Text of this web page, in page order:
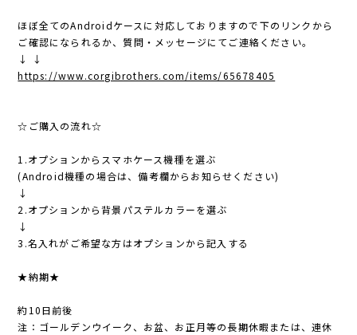
ほぼ全てのAndroidケースに対応しておりますので下のリンクから
ご確認になられるか、質問・メッセージにてご連絡ください。
↓ ↓
https://www.corgibrothers.com/items/65678405
☆ご購入の流れ☆
1.オプションからスマホケース機種を選ぶ
(Android機種の場合は、備考欄からお知らせください)
↓
2.オプションから背景パステルカラーを選ぶ
↓
3.名入れがご希望な方はオプションから記入する
★納期★
約10日前後
注：ゴールデンウイーク、お盆、お正月等の長期休暇または、連休